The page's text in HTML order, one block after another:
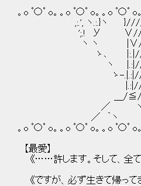
。o ﾟ〇ﾟ o。。o ﾟ〇ﾟ o。。o ﾟ〇ﾟ
,:.', ヽ.:.}ヽ
';.! У
ヽ ヽ |∨///
ゝ､ |:.|//////
ヽ |.:|////////
ゝ-
＿/≦///
／ ヽ｀ヽ
／ ｀ヽ
。o ﾟ〇ﾟ o。。o ﾟ〇ﾟ o。。o ﾟ〇ﾟ
【最愛】
《……許します。そして、全て
《ですが、必ず生きて帰って